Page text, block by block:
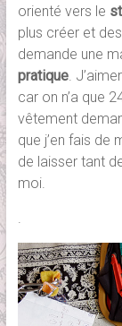
orienté vers le
plus créer et
demande une
pratique.
car on n’a que
vêtement
que j’en fais de
de laisser tant
moi.
.